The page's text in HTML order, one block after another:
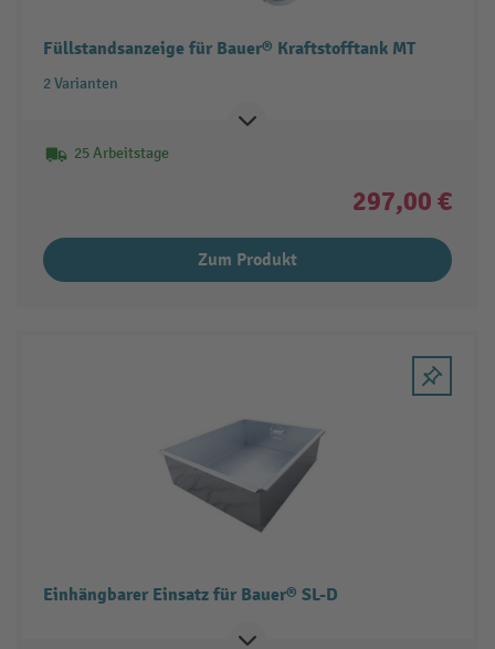
Füllstandsanzeige für Bauer® Kraftstofftank MT
2 Varianten
25 Arbeitstage
297,00 €
Zum Produkt
Einhängbarer Einsatz für Bauer® SL-D